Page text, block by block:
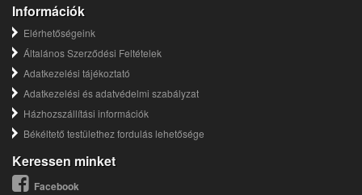
Információk
Elérhetőségeink
Általános Szerződési Feltételek
Adatkezelési tájékoztató
Adatkezelési és adatvédelmi szabályzat
Házhozszállítási információk
Békéltető testülethez fordulás lehetősége
Keressen minket
Facebook